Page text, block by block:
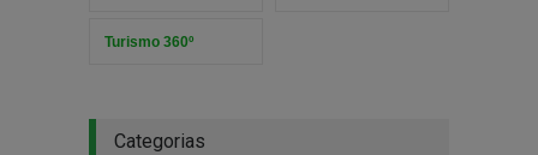
Turismo 360º
Categorias